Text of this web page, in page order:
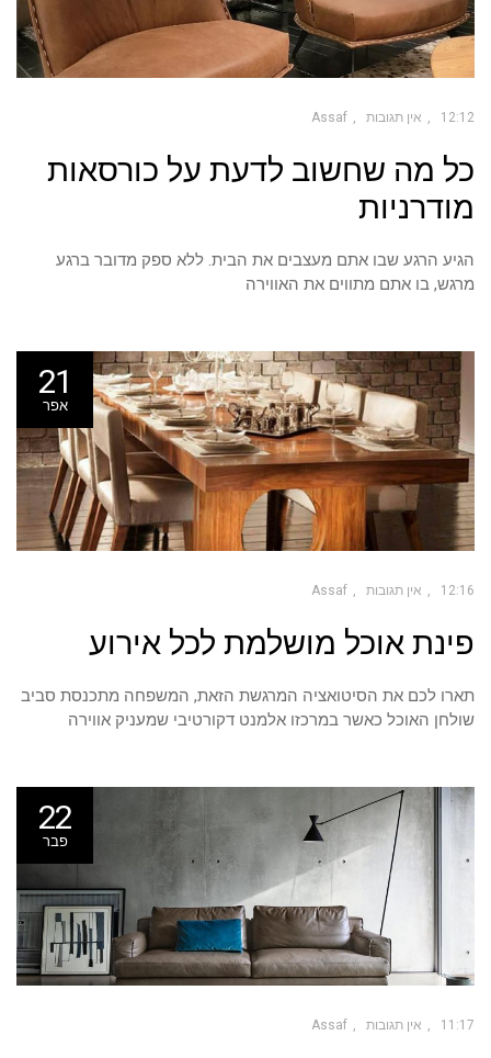
12:12 אין תגובות Assaf
כל מה שחשוב לדעת על כורסאות
מודרניות
הגיע הרגע שבו אתם מעצבים את הבית. ללא ספק מדובר ברגע
מרגש, בו אתם מתווים את האווירה
21
אפר
12:16 אין תגובות Assaf
פינת אוכל מושלמת לכל אירוע
תארו לכם את הסיטואציה המרגשת הזאת, המשפחה מתכנסת סביב
שולחן האוכל כאשר במרכזו אלמנט דקורטיבי שמעניק אווירה
22
פבר
11:17 אין תגובות Assaf